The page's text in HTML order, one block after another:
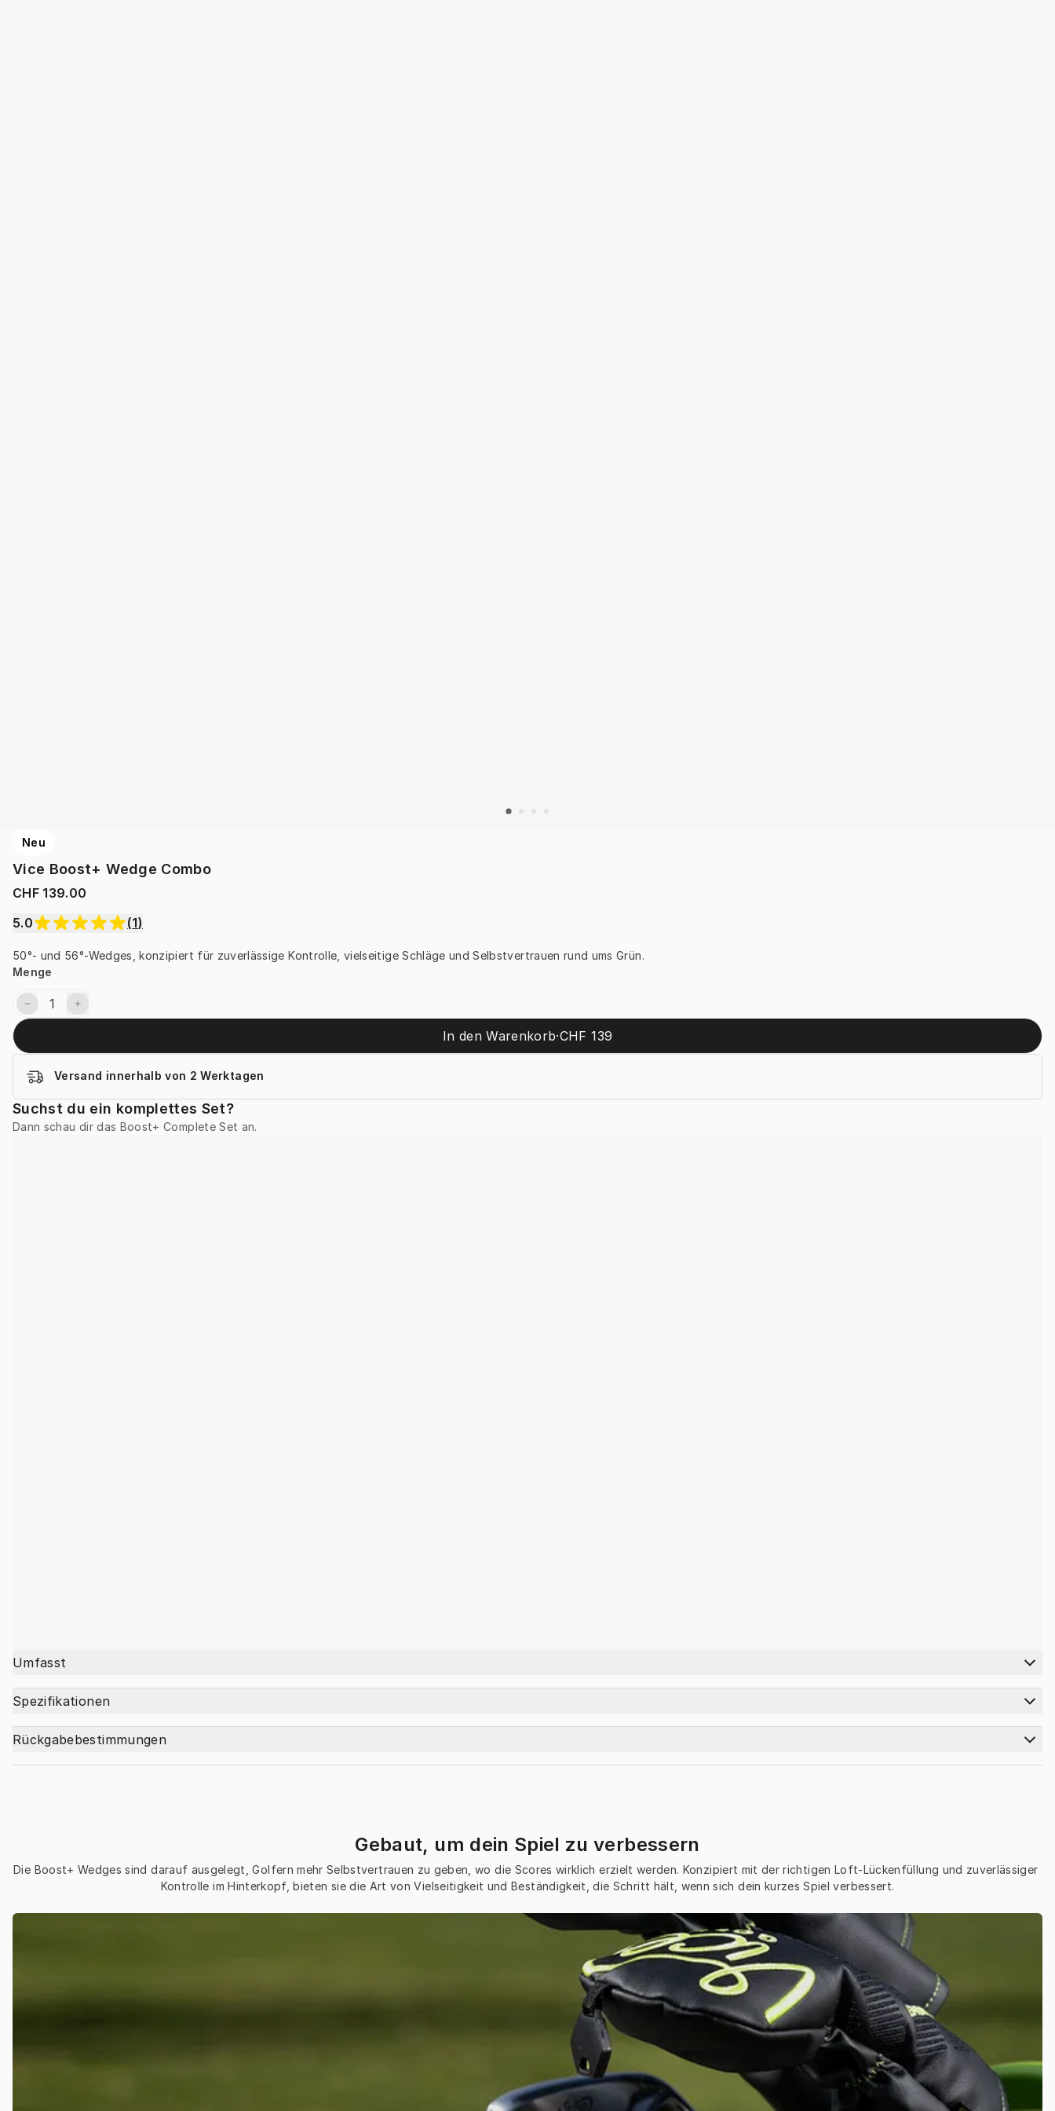
Neu
Vice Boost+ Wedge Combo
CHF 139.00
5.0
(1)
50°- und 56°-Wedges, konzipiert für zuverlässige Kontrolle, vielseitige Schläge und Selbstvertrauen rund ums Grün.
Menge
In den Warenkorb·CHF 139
Versand innerhalb von 2 Werktagen
Suchst du ein komplettes Set?
Dann schau dir das Boost+ Complete Set an.
Umfasst
Spezifikationen
Rückgabebestimmungen
Gebaut, um dein Spiel zu verbessern
Die Boost+ Wedges sind darauf ausgelegt, Golfern mehr Selbstvertrauen zu geben, wo die Scores wirklich erzielt werden. Konzipiert mit der richtigen Loft-Lückenfüllung und zuverlässiger
Kontrolle im Hinterkopf, bieten sie die Art von Vielseitigkeit und Beständigkeit, die Schritt hält, wenn sich dein kurzes Spiel verbessert.